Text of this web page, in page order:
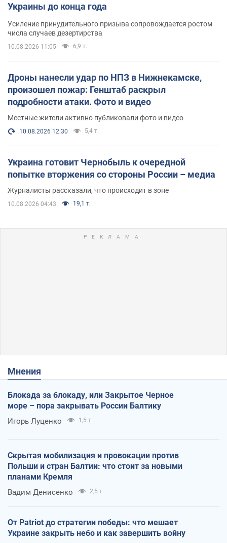
Украины до конца года
Усиление принудительного призыва сопровождается ростом
числа случаев дезертирства
10.08.2026 11:05 6,9 т.
Дроны нанесли удар по НПЗ в Нижнекамске,
произошел пожар: Генштаб раскрыл
подробности атаки. Фото и видео
Местные жители активно публиковали фото и видео
10.08.2026 12:30 5,4 т.
Украина готовит Чернобыль к очередной
попытке вторжения со стороны России – медиа
Журналисты рассказали, что происходит в зоне
10.08.2026 04:43 19,1 т.
Мнения
Блокада за блокаду, или Закрытое Черное
море – пора закрывать России Балтику
Игорь Луценко 1,5 т.
Скрытая мобилизация и провокации против
Польши и стран Балтии: что стоит за новыми
планами Кремля
Вадим Денисенко 2,5 т.
От Patriot до стратегии победы: что мешает
Украине закрыть небо и как завершить войну